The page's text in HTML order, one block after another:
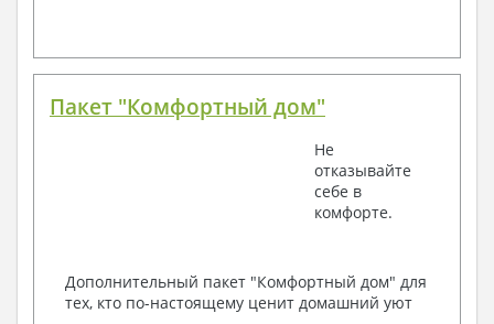
Пакет "Комфортный дом"
Не
отказывайте
себе в
комфорте.
Дополнительный пакет "Комфортный дом" для
тех, кто по-настоящему ценит домашний уют